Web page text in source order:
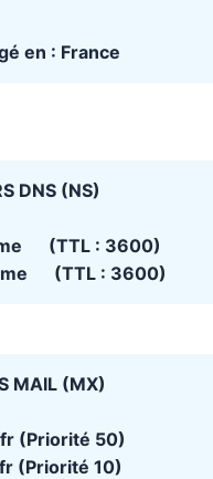
en : France
DNS (NS)
(TTL : 3600)
(TTL : 3600)
MAIL (MX)
(Priorité 50)
(Priorité 10)